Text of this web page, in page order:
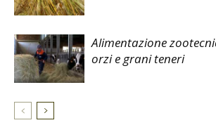
Alimentazione
orzi e grani teneri